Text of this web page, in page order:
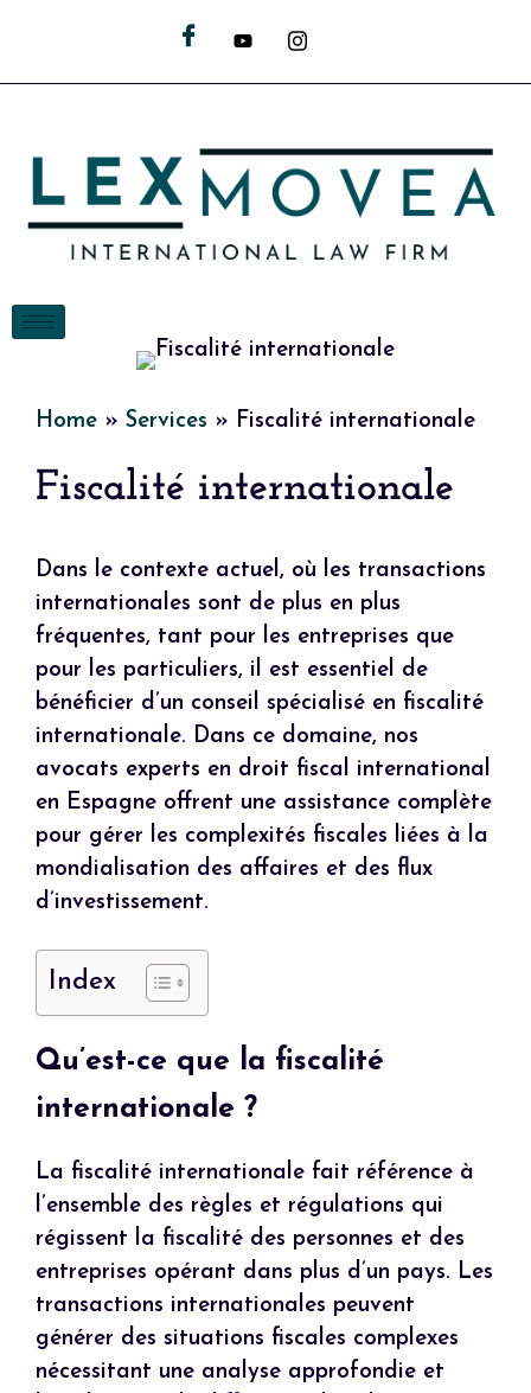
Home » Services » Fiscalité internationale
Fiscalité internationale
Dans le contexte actuel, où les transactions
internationales sont de plus en plus
fréquentes, tant pour les entreprises que
pour les particuliers, il est essentiel de
bénéficier d’un conseil spécialisé en fiscalité
internationale. Dans ce domaine, nos
avocats experts en droit fiscal international
en Espagne offrent une assistance complète
pour gérer les complexités fiscales liées à la
mondialisation des affaires et des flux
d’investissement.
Index
Qu’est-ce que la fiscalité
internationale ?
La fiscalité internationale fait référence à
l’ensemble des règles et régulations qui
régissent la fiscalité des personnes et des
entreprises opérant dans plus d’un pays. Les
transactions internationales peuvent
générer des situations fiscales complexes
nécessitant une analyse approfondie et